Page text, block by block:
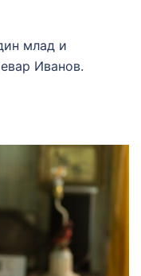
млад и
Иванов.